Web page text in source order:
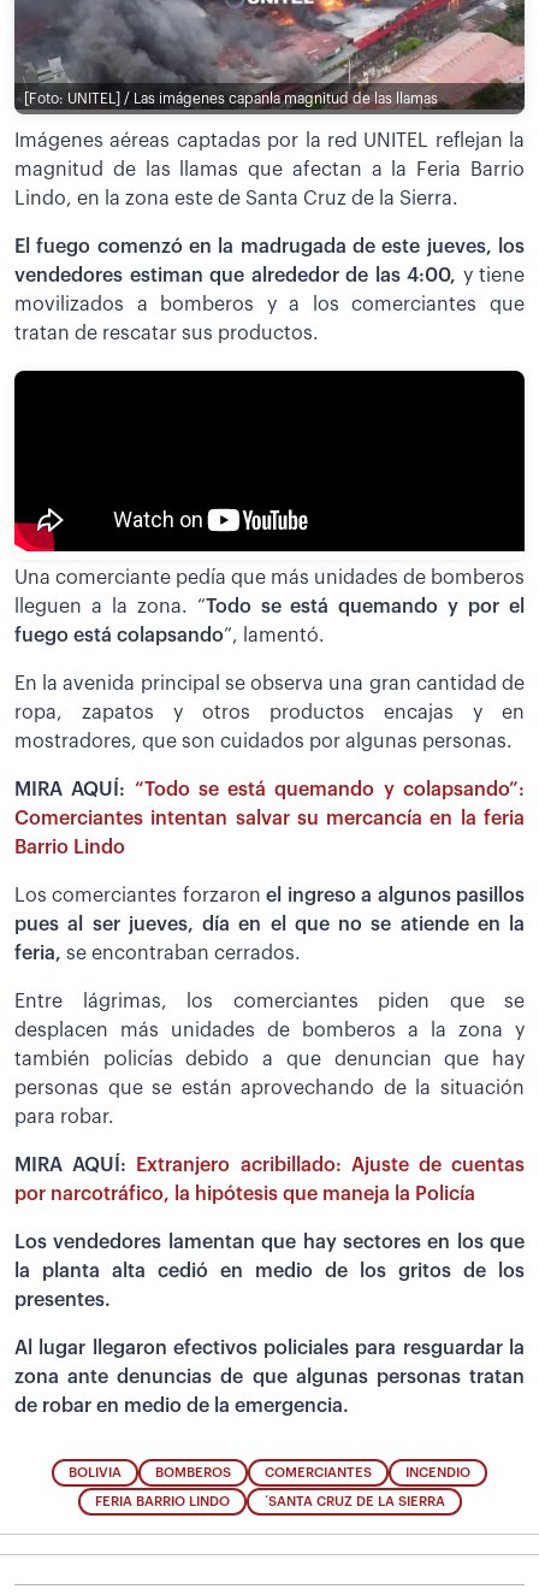
[Foto: UNITEL] / Las imágenes capanla magnitud de las llamas
Imágenes aéreas captadas por la red UNITEL reflejan la
magnitud de las llamas que afectan a la Feria Barrio
Lindo, en la zona este de Santa Cruz de la Sierra.
El fuego comenzó en la madrugada de este jueves, los
vendedores estiman que alrededor de las 4:00, y tiene
movilizados a bomberos y a los comerciantes que
tratan de rescatar sus productos.
Una comerciante pedía que más unidades de bomberos
lleguen a la zona. “Todo se está quemando y por el
fuego está colapsando”, lamentó.
En la avenida principal se observa una gran cantidad de
ropa, zapatos y otros productos encajas y en
mostradores, que son cuidados por algunas personas.
MIRA AQUÍ: “Todo se está quemando y colapsando”:
Comerciantes intentan salvar su mercancía en la feria
Barrio Lindo
Los comerciantes forzaronel ingreso a algunos pasillos
pues al ser jueves, día en el que no se atiende en la
feria, se encontraban cerrados.
Entre lágrimas, los comerciantes piden que se
desplacen más unidades de bomberos a la zona y
también policías debido a que denuncian que hay
personas que se están aprovechando de la situación
para robar.
MIRA AQUÍ:
Extranjero acribillado: Ajuste de cuentas
por narcotráfico, la hipótesis que maneja la Policía
Los vendedores lamentan que hay sectores en los que
la planta alta cedió en medio de los gritos de los
presentes.
Al lugar llegaron efectivos policiales para resguardar la
zona ante denuncias de que algunas personas tratan
de robar en medio de la emergencia.
BOLIVIA BOMBEROS COMERCIANTES INCENDIO
FERIA BARRIO LINDO ´SANTA CRUZ DE LA SIERRA